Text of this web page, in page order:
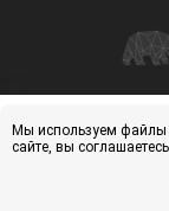
Получить
Мы используем файлы
сайте, вы